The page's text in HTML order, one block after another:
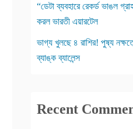
“ডেটা ব্যবহারে রেকর্ড ভাঙল
করল ভারতী এয়ারটেল
ভাগ্য খুলছে ৪ রাশির! পুষ্য
ব্যাঙ্ক ব্যালেন্স
Recent